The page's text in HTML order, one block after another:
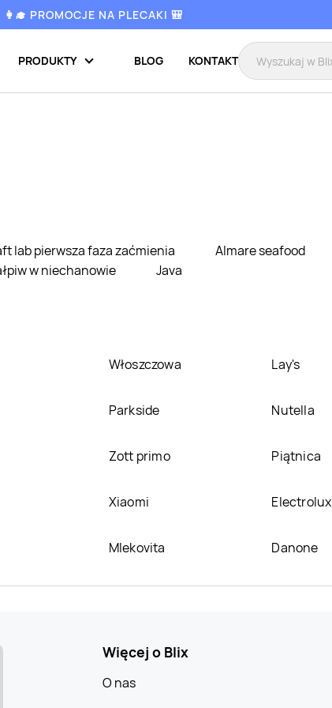
👩‍🎓 PROMOCJE NA PLECAKI 🎒
PRODUKTY BLOG KONTAKT
lab pierwsza faza zaćmienia Almare seafood
w niechanowie Java
Włoszczowa Lay's
Parkside Nutella
Zott primo Piątnica
Xiaomi Electrolux
Mlekovita Danone
Więcej o Blix
O nas